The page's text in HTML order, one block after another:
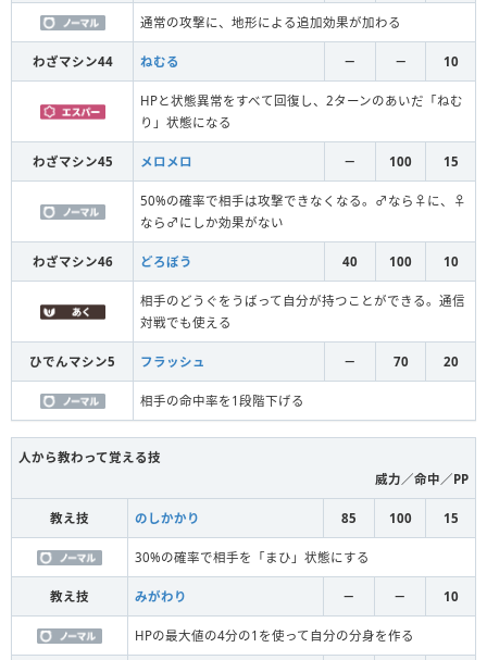
通常の攻撃に、地形による追加効果が加わる
わざマシン44 ねむる － － 10
HPと状態異常をすべて回復し、2ターンのあいだ「ねむ
り」状態になる
わざマシン45 メロメロ － 100 15
50%の確率で相手は攻撃できなくなる。♂なら♀に、♀
なら♂にしか効果がない
わざマシン46 どろぼう 40 100 10
相手のどうぐをうばって自分が持つことができる。通信
対戦でも使える
ひでんマシン5 フラッシュ － 70 20
相手の命中率を1段階下げる
人から教わって覚える技
威力／命中／PP
教え技 のしかかり 85 100 15
30%の確率で相手を「まひ」状態にする
教え技 みがわり － － 10
HPの最大値の4分の1を使って自分の分身を作る